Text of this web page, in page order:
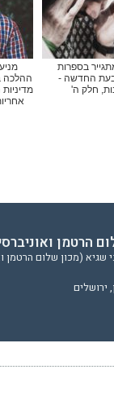
בספרות
החדשה -
חלק ה'
ההלכה
הרטמן
(מכון שלום הרטמן
ירושלים